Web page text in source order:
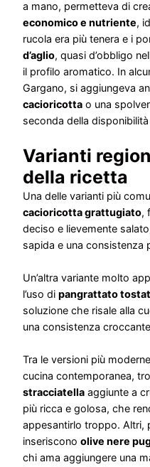
a mano, permetteva di
economico e nutriente,
rucola era più tenera e i
d’aglio, quasi d’obbligo
il profilo aromatico. In
Gargano, si aggiungeva
cacioricotta o una
seconda della
Varianti
della ricetta
Una delle varianti più
cacioricotta grattugiato,
deciso e lievemente
sapida e una consistenza
Un’altra variante molto
l’uso di pangrattato
soluzione che risale alla
una consistenza
Tra le versioni più
cucina contemporanea,
stracciatella aggiunte a
più ricca e golosa, che
appesantirlo troppo. Altri,
inseriscono olive nere
chi ama aggiungere una